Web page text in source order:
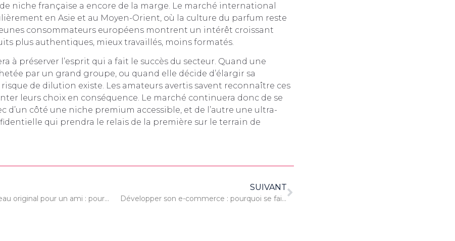
niche française a encore de la marge. Le marché international
en Asie et au Moyen-Orient, où la culture du parfum reste
consommateurs européens montrent un intérêt croissant
plus authentiques, mieux travaillés, moins formatés.
à préserver l’esprit qui a fait le succès du secteur. Quand une
par un grand groupe, ou quand elle décide d’élargir sa
de dilution existe. Les amateurs avertis savent reconnaître ces
leurs choix en conséquence. Le marché continuera donc de se
d’un côté une niche premium accessible, et de l’autre une ultra-
qui prendra le relais de la première sur le terrain de
Acheter un cadeau original pour un ami : pourquoi se rendre sur un site spécialisé ?
SUIVANT
Développer son e-commerce : pourquoi se faire accompagner par une agence spécialisée ?